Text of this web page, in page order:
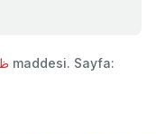
maddesi. Sayfa: